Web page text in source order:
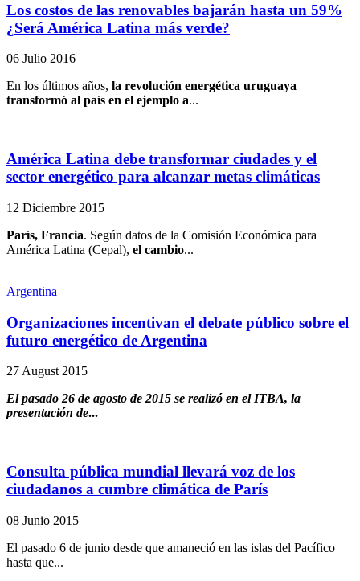
Los costos de las renovables bajarán hasta un 59%
¿Será América Latina más verde?
06 Julio 2016
En los últimos años, la revolución energética uruguaya
transformó al país en el ejemplo a...
América Latina debe transformar ciudades y el
sector energético para alcanzar metas climáticas
12 Diciembre 2015
París, Francia. Según datos de la Comisión Económica para
América Latina (Cepal), el cambio...
Argentina
Organizaciones incentivan el debate público sobre el
futuro energético de Argentina
27 August 2015
El pasado 26 de agosto de 2015 se realizó en el ITBA, la
presentación de...
Consulta pública mundial llevará voz de los
ciudadanos a cumbre climática de París
08 Junio 2015
El pasado 6 de junio desde que amaneció en las islas del Pacífico
hasta que...